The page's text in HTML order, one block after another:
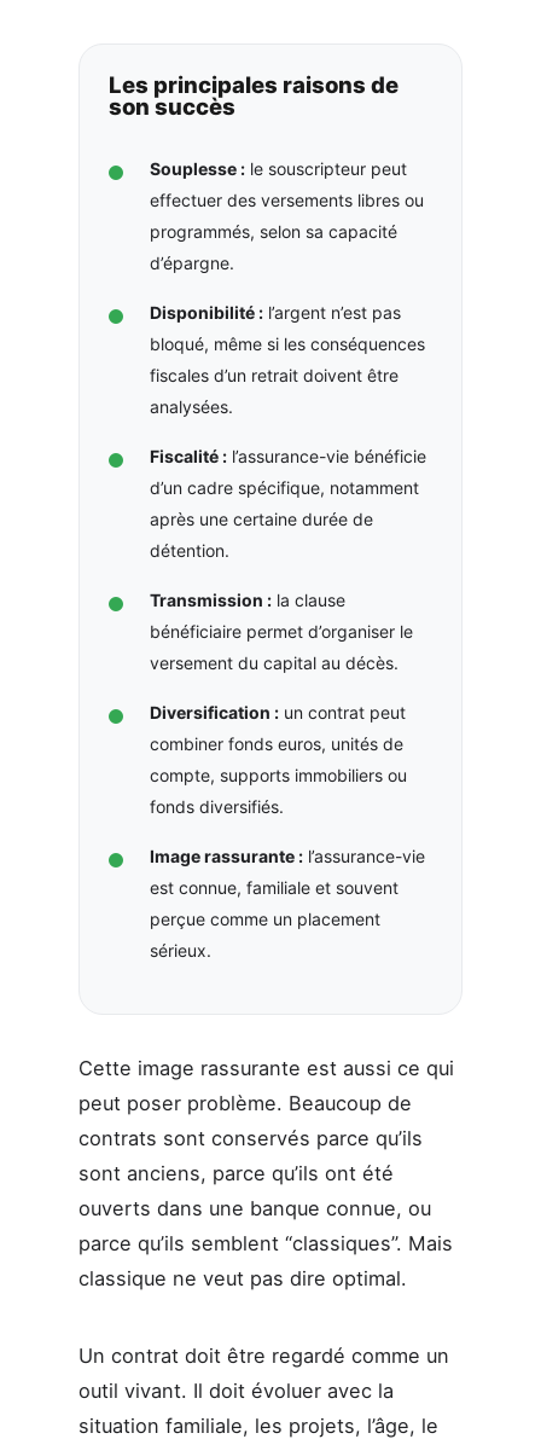
Les principales raisons de
son succès
Souplesse :le souscripteur peut
effectuer des versements libres ou
programmés, selon sa capacité
d’épargne.
Disponibilité :l’argent n’est pas
bloqué, même si les conséquences
fiscales d’un retrait doivent être
analysées.
Fiscalité :l’assurance-vie bénéficie
d’un cadre spécifique, notamment
après une certaine durée de
détention.
Transmission :la clause
bénéficiaire permet d’organiser le
versement du capital au décès.
Diversification :un contrat peut
combiner fonds euros, unités de
compte, supports immobiliers ou
fonds diversifiés.
Image rassurante :l’assurance-vie
est connue, familiale et souvent
perçue comme un placement
sérieux.
Cette image rassurante est aussi ce qui
peut poser problème. Beaucoup de
contrats sont conservés parce qu’ils
sont anciens, parce qu’ils ont été
ouverts dans une banque connue, ou
parce qu’ils semblent “classiques”. Mais
classique ne veut pas dire optimal.
Un contrat doit être regardé comme un
outil vivant. Il doit évoluer avec la
situation familiale, les projets, l’âge, le